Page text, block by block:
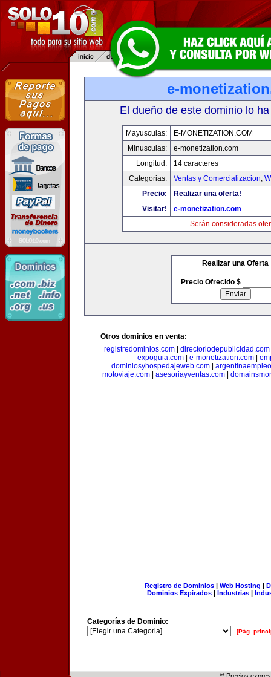
e-
El dueño de este dominio lo
Mayusculas:
E-MONETIZATION.COM
Minusculas:
e-monetization.com
Longitud:
14 caracteres
Categorias:
Ventas y Comercializacion,
Precio:
Realizar una oferta!
Visitar!
e-monetization.com
Serán consideradas
Realizar una Oferta
Precio Ofrecido $
Otros dominios en venta:
registredominios.com| directoriodepublicidad.com
expoguia.com| e-monetization.com|
dominiosyhospedajeweb.com
motoviaje.com
asesoriayventas.com
Registro de Dominios| Web Hosting |
Dominios Expirados | Industrias |
Categorías de Dominio:
[Pág.